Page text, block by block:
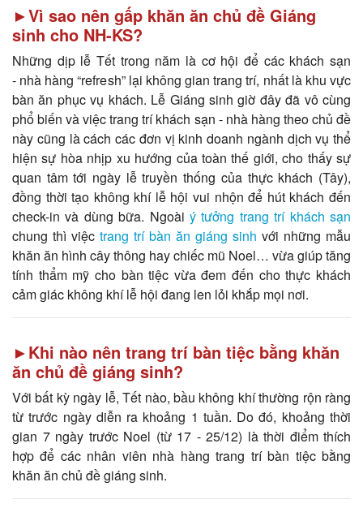
►Vì sao nên gấp khăn ăn chủ đề Giáng
sinh cho NH-KS?
Những dịp lễ Tết trong năm là cơ hội để các khách sạn
- nhà hàng “refresh” lại không gian trang trí, nhất là khu vực
bàn ăn phục vụ khách. Lễ Giáng sinh giờ đây đã vô cùng
phổ biến và việc trang trí khách sạn - nhà hàng theo chủ đề
này cũng là cách các đơn vị kinh doanh ngành dịch vụ thể
hiện sự hòa nhịp xu hướng của toàn thế giới, cho thấy sự
quan tâm tới ngày lễ truyền thống của thực khách (Tây),
đồng thời tạo không khí lễ hội vui nhộn để hút khách đến
check-in và dùng bữa. Ngoài ý tưởng trang trí khách sạn
chung thì việc trang trí bàn ăn giáng sinh với những mẫu
khăn ăn hình cây thông hay chiếc mũ Noel… vừa giúp tăng
tính thẩm mỹ cho bàn tiệc vừa đem đến cho thực khách
cảm giác không khí lễ hội đang len lỏi khắp mọi nơi.
►Khi nào nên trang trí bàn tiệc bằng khăn
ăn chủ đề giáng sinh?
Với bất kỳ ngày lễ, Tết nào, bầu không khí thường rộn ràng
từ trước ngày diễn ra khoảng 1 tuần. Do đó, khoảng thời
gian 7 ngày trước Noel (từ 17 - 25/12) là thời điểm thích
hợp để các nhân viên nhà hàng trang trí bàn tiệc bằng
khăn ăn chủ đề giáng sinh.